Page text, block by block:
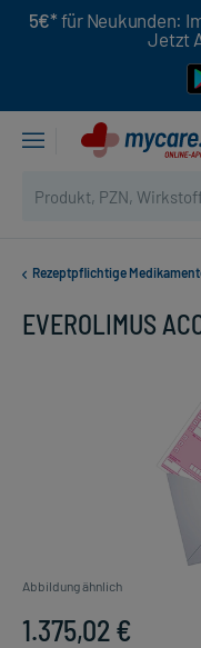
5€* für Neukunden:
Jetzt
Rezeptpflichtige
EVEROLIMUS
Abbildung ähnlich
1.375,02 €